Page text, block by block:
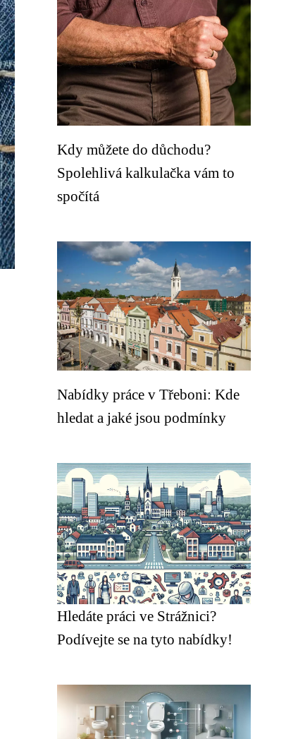
Kdy můžete do důchodu?
Spolehlivá kalkulačka vám to
spočítá
Nabídky práce v Třeboni: Kde
hledat a jaké jsou podmínky
Hledáte práci ve Strážnici?
Podívejte se na tyto nabídky!